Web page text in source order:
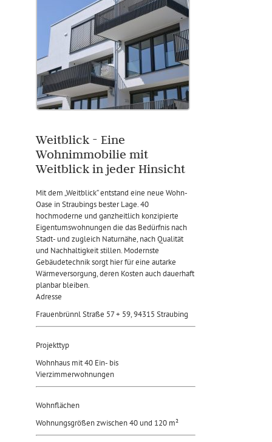
Weitblick - Eine
Wohnimmobilie mit
Weitblick in jeder Hinsicht
Mit dem „Weitblick“ entstand eine neue Wohn-
Oase in Straubings bester Lage. 40
hochmoderne und ganzheitlich konzipierte
Eigentumswohnungen die das Bedürfnis nach
Stadt- und zugleich Naturnähe, nach Qualität
und Nachhaltigkeit stillen. Modernste
Gebäudetechnik sorgt hier für eine autarke
Wärmeversorgung, deren Kosten auch dauerhaft
planbar bleiben.
Adresse
Frauenbrünnl Straße 57 + 59, 94315 Straubing
Projekttyp
Wohnhaus mit 40 Ein- bis
Vierzimmerwohnungen
Wohnflächen
Wohnungsgrößen zwischen 40 und 120 m²